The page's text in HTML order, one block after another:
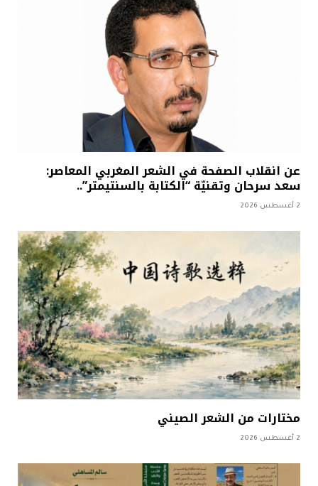
عن انقلاب الصفحة في الشعر المغربي المعاصر:
سعد سرحان وتقنيّة “الكتابة بالسنتيمتر”..
2 أغسطس 2026
مختارات من الشعر الصيني
2 أغسطس 2026